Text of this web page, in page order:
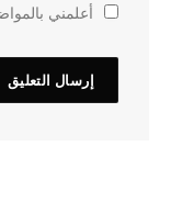
أعلمني